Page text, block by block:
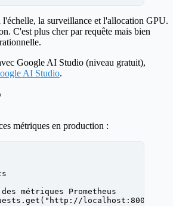
l'échelle, la surveillance et l'allocation GPU.
C'est plus cher par requête mais bien
Google AI Studio (niveau gratuit),
AI Studio.
métriques en production :
métriques Prometheus
"http://localhost:8000/